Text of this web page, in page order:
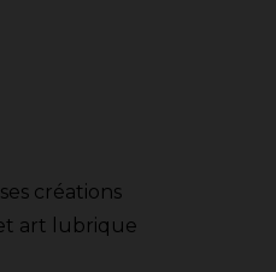
créations
art lubrique